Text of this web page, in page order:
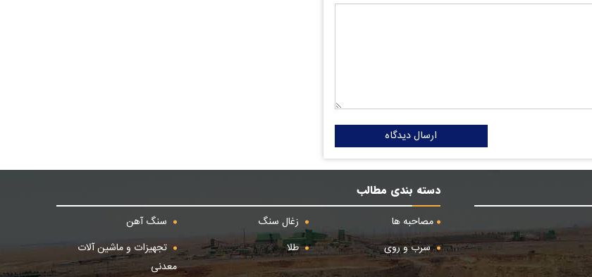
ارسال دیدگاه
دسته بندی مطالب
مصاحبه ها
زغال سنگ
سنگ آهن
سرب و روی
طلا
تجهیزات و ماشین آلات
معدنی